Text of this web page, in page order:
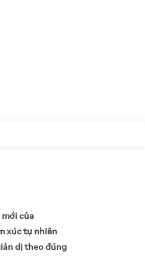
mới của
xúc tự nhiên
dị theo đúng